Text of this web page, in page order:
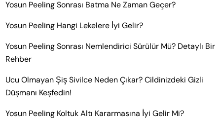
Yosun Peeling Sonrası Batma Ne Zaman Geçer?
Yosun Peeling Hangi Lekelere İyi Gelir?
Yosun Peeling Sonrası Nemlendirici Sürülür Mü? Detaylı Bir
Rehber
Ucu Olmayan Şiş Sivilce Neden Çıkar? Cildinizdeki Gizli
Düşmanı Keşfedin!
Yosun Peeling Koltuk Altı Kararmasına İyi Gelir Mi?